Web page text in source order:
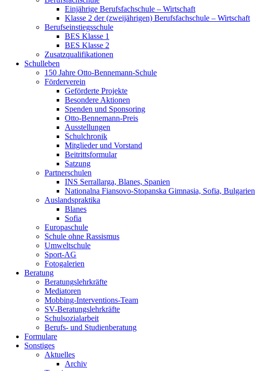
Einjährige Berufsfachschule – Wirtschaft
Klasse 2 der (zweijährigen) Berufsfachschule – Wirtschaft
Berufseinstiegsschule
BES Klasse 1
BES Klasse 2
Zusatzqualifikationen
Schulleben
150 Jahre Otto-Bennemann-Schule
Förderverein
Geförderte Projekte
Besondere Aktionen
Spenden und Sponsoring
Otto-Bennemann-Preis
Ausstellungen
Schulchronik
Mitglieder und Vorstand
Beitrittsformular
Satzung
Partnerschulen
INS Serrallarga, Blanes, Spanien
Nationalna Fiansovo-Stopanska Gimnasia, Sofia, Bulgarien
Auslandspraktika
Blanes
Sofia
Europaschule
Schule ohne Rassismus
Umweltschule
Sport-AG
Fotogalerien
Beratung
Beratungslehrkräfte
Mediatoren
Mobbing-Interventions-Team
SV-Beratungslehrkräfte
Schulsozialarbeit
Berufs- und Studienberatung
Formulare
Sonstiges
Aktuelles
Archiv